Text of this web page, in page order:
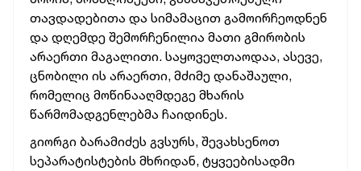
თავდადებითა და სიმამაცით გამოირჩეოდნენ
და დღემდე შემორჩენილია მათი გმირობის
არაერთი მაგალითი. საყოველთაოდაა, ასევე,
ცნობილი ის არაერთი, მძიმე დანაშაული,
რომელიც მოწინააღმდეგე მხარის
წარმომადგენლებმა ჩაიდინეს.
გიორგი ბარამიძეს გვსურს, შევახსენოთ
სეპარატისტების მხრიდან, ტყვეებისადმი